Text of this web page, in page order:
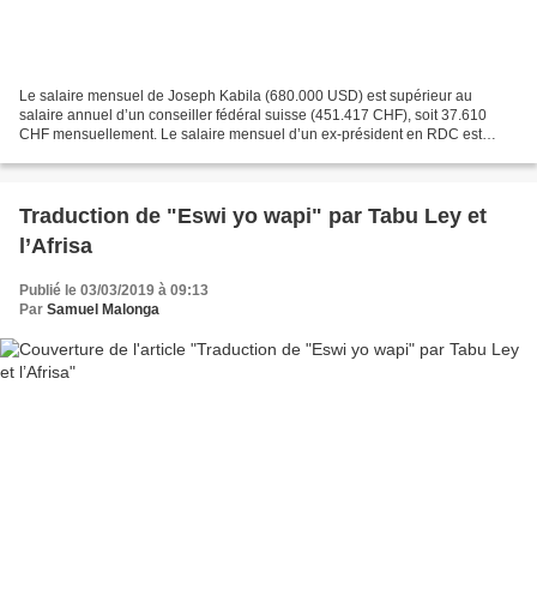
Le salaire mensuel de Joseph Kabila (680.000 USD) est supérieur au
salaire annuel d’un conseiller fédéral suisse (451.417 CHF), soit 37.610
CHF mensuellement. Le salaire mensuel d’un ex-président en RDC est
Traduction de "Eswi yo wapi" par Tabu Ley et
l’Afrisa
Publié le 03/03/2019 à 09:13
Par Samuel Malonga